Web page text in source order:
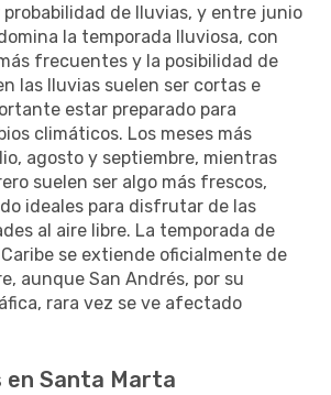
probabilidad de lluvias, y entre junio
la temporada lluviosa, con
frecuentes y la posibilidad de
las lluvias suelen ser cortas e
estar preparado para
climáticos. Los meses más
agosto y septiembre, mientras
suelen ser algo más frescos,
ideales para disfrutar de las
al aire libre. La temporada de
se extiende oficialmente de
aunque San Andrés, por su
rara vez se ve afectado
Santa Marta